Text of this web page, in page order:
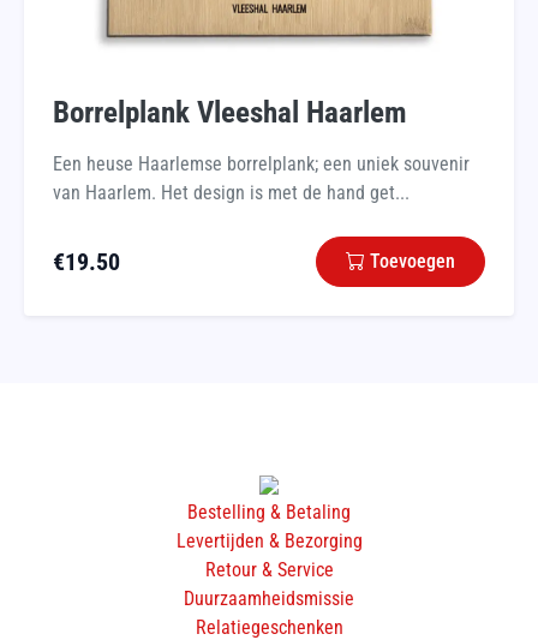
Borrelplank Vleeshal Haarlem
Een heuse Haarlemse borrelplank; een uniek souvenir
van Haarlem. Het design is met de hand get...
€19.50 Toevoegen
Bestelling & Betaling
Levertijden & Bezorging
Retour & Service
Duurzaamheidsmissie
Relatiegeschenken